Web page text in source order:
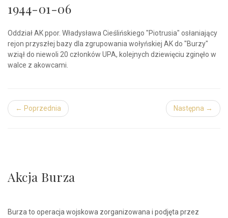
1944-01-06
Oddział AK ppor. Władysława Cieślińskiego "Piotrusia" osłaniający
rejon przyszłej bazy dla zgrupowania wołyńskiej AK do "Burzy"
wziął do niewoli 20 członków UPA, kolejnych dziewięciu zginęło w
walce z akowcami.
← Poprzednia Następna →
Akcja Burza
Burza to operacja wojskowa zorganizowana i podjęta przez